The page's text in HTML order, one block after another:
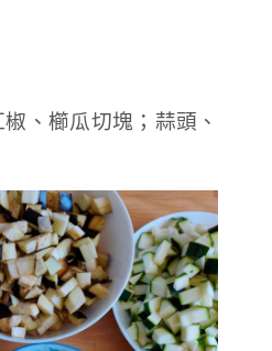
、櫛瓜切塊；蒜頭、